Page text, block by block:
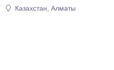
Казахстан, Алматы